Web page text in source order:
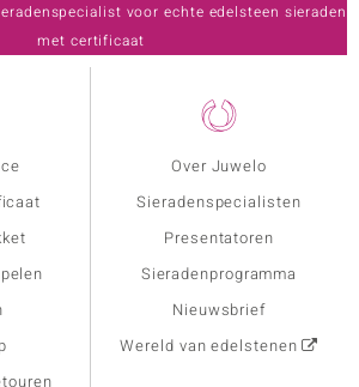
Over Juwelo
Sieradenspecialisten
Presentatoren
Sieradenprogramma
Nieuwsbrief
Wereld van edelstenen
voor echte edelsteen sieraden
met certificaat